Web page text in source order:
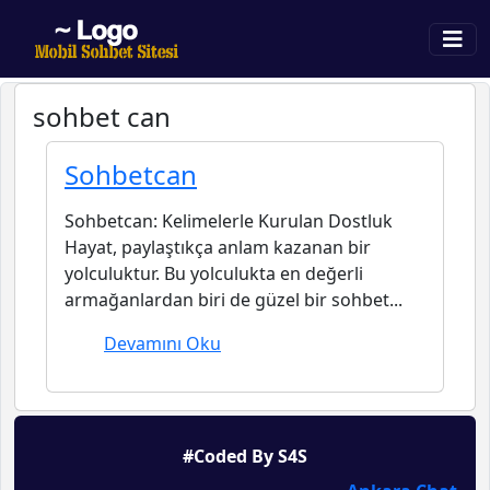
sohbet can
Sohbetcan
Sohbetcan: Kelimelerle Kurulan Dostluk
Hayat, paylaştıkça anlam kazanan bir
yolculuktur. Bu yolculukta en değerli
armağanlardan biri de güzel bir sohbet...
Devamını Oku
#Coded By S4S